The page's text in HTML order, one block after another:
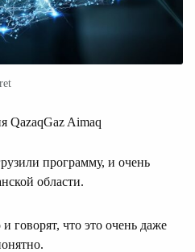
QazaqGaz Aimaq
программу, и очень
области.
говорят, что это очень даже